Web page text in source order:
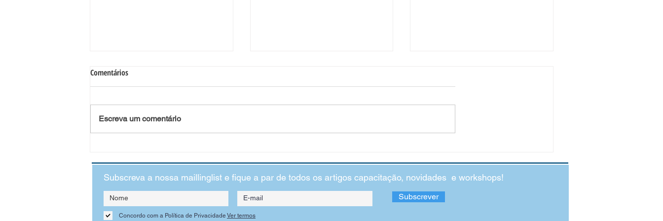
infância: o superpoder de
aprender
“não gosto de estudar”
Extrínseca: Qual Funciona Melhor?
Comentários
Escreva um comentário
Subscreva a nossa maillinglist e fique a par de todos os artigos capacitação, novidades e workshops!
Subscrever
Concordo com a Política de Privacidade Ver termos